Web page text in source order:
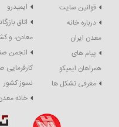
قوانین سایت
درباره خانه
معدن ایران
پیام های
همراهان ایمیکو
معرفی تشکل ها
ایمیدرو
اتاق
معادن، و
انجمن
کارفرمایی
نسوز کشور
خانه